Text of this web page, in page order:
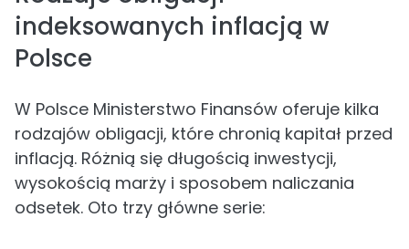
indeksowanych inflacją w
Polsce
W Polsce Ministerstwo Finansów oferuje kilka
rodzajów obligacji, które chronią kapitał przed
inflacją. Różnią się długością inwestycji,
wysokością marży i sposobem naliczania
odsetek. Oto trzy główne serie: